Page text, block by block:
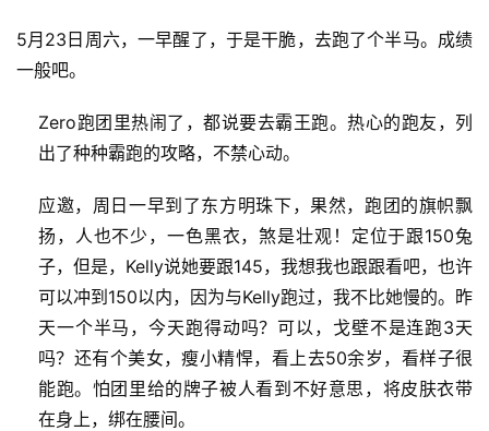
5月23日周六，一早醒了，于是干脆，去跑了个半马。成绩
一般吧。
Zero跑团里热闹了，都说要去霸王跑。热心的跑友，列
出了种种霸跑的攻略，不禁心动。
应邀，周日一早到了东方明珠下，果然，跑团的旗帜飘
扬，人也不少，一色黑衣，煞是壮观！定位于跟150兔
子，但是，Kelly说她要跟145，我想我也跟跟看吧，也许
可以冲到150以内，因为与Kelly跑过，我不比她慢的。昨
天一个半马，今天跑得动吗？可以，戈壁不是连跑3天
吗？还有个美女，瘦小精悍，看上去50余岁，看样子很
能跑。怕团里给的牌子被人看到不好意思，将皮肤衣带
在身上，绑在腰间。